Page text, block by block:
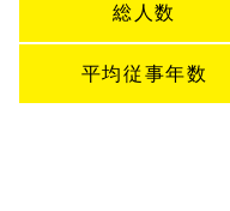
総人数
平均従事年数